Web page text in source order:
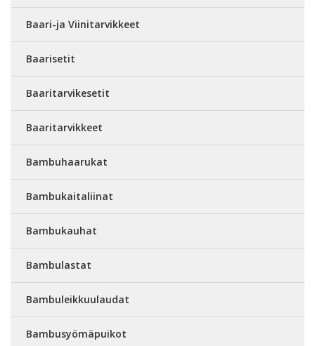
Baari-ja Viinitarvikkeet
Baarisetit
Baaritarvikesetit
Baaritarvikkeet
Bambuhaarukat
Bambukaitaliinat
Bambukauhat
Bambulastat
Bambuleikkuulaudat
Bambusyömäpuikot